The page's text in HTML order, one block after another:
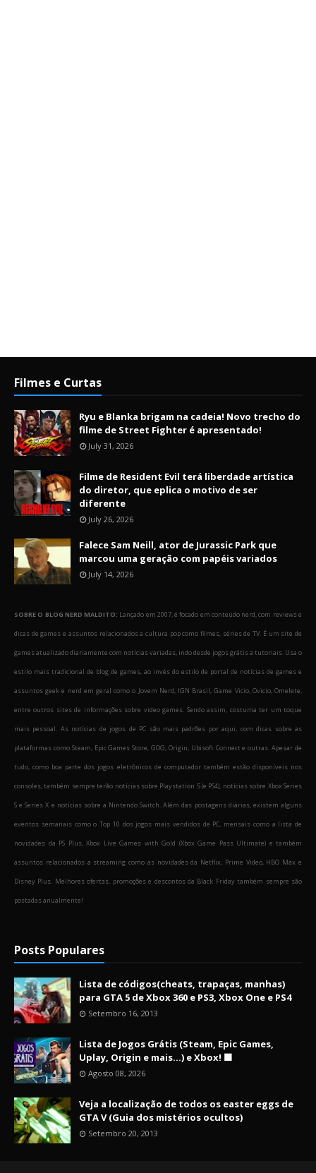
Filmes e Curtas
Ryu e Blanka brigam na cadeia! Novo trecho do
filme de Street Fighter é apresentado!
July 31, 2026
Filme de Resident Evil terá liberdade artística
do diretor, que eplica o motivo de ser
diferente
July 26, 2026
Falece Sam Neill, ator de Jurassic Park que
marcou uma geração com papéis variados
July 14, 2026
SOBRE O BLOG NERD MALDITO: Lançado em 2007, é focado em conteúdo nerd, com reviews e
dicas de games e assuntos relacionados a cultura pop como filmes, séries de TV. É um site de
games atualizado diariamente com notícias variadas, indo desde jogos grátis a tutoriais. Usa o
estilo mais tradicional de blog de games, ao invés do estilo de portal de notícias de games e
assuntos geek e nerd em geral como o Jovem Nerd, IGN Brasil, Game Vicio, Ovicio, Omelete,
entre outros sites de informações sobre video games. Sendo assim, costuma ter um toque
mais pessoal. As notícias de jogos de PC são mais padrões por aqui, com dicas sobre as
plataformas como Steam, Epic Games Store, GOG, Origin, Ubisoft Connect e outras. Apesar de
tudo, como boa parte dos jogos eletrônicos de computador também estão disponíveis nos
consoles, também sempre terão notícias sobre Playstation 5 (e PS4), notícias sobre Xbox Series
S e Series X e notícias sobre a Nintendo Switch. Além das postagens diárias, existem alguns
eventos semanais como o Top 10 dos jogos mais vendidos de PC, mensais como a lista de
novidades da PS Plus, Xbox Live Games with Gold (Xbox Game Pass Ultimate) e também
assuntos relacionados a streaming como as novidades da Netflix, Prime Video, HBO Max e
Disney Plus. Melhores ofertas, promoções e descontos da Black Friday também sempre são
postadas anualmente!
Posts Populares
Lista de códigos(cheats, trapaças, manhas)
para GTA 5 de Xbox 360 e PS3, Xbox One e PS4
Setembro 16, 2013
Lista de Jogos Grátis (Steam, Epic Games,
Uplay, Origin e mais...) e Xbox! 🟩
Agosto 08, 2026
Veja a localização de todos os easter eggs de
GTA V (Guia dos mistérios ocultos)
Setembro 20, 2013